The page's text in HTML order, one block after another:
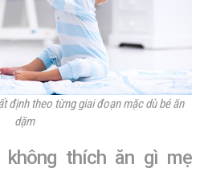
định theo từng giai đoạn mặc dù bé ăn
dặm
thích ăn gì mẹ